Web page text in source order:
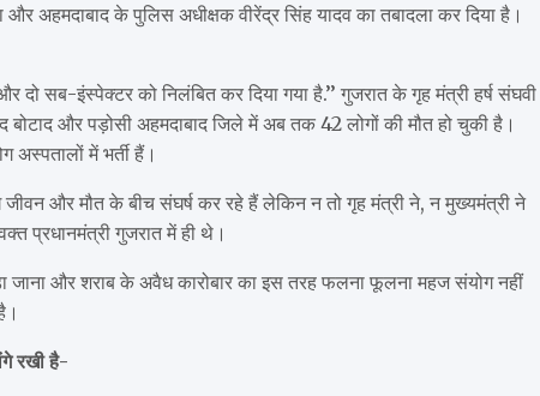
अहमदाबाद के पुलिस अधीक्षक वीरेंद्र सिंह यादव का तबादला कर दिया है।
दो सब-इंस्पेक्टर को निलंबित कर दिया गया है.’’ गुजरात के गृह मंत्री हर्ष संघवी
बोटाद और पड़ोसी अहमदाबाद जिले में अब तक 42 लोगों की मौत हो चुकी है।
अस्पतालों में भर्ती हैं।
और मौत के बीच संघर्ष कर रहे हैं लेकिन न तो गृह मंत्री ने, न मुख्यमंत्री ने
प्रधानमंत्री गुजरात में ही थे।
जाना और शराब के अवैध कारोबार का इस तरह फलना फूलना महज संयोग नहीं
रखी है-